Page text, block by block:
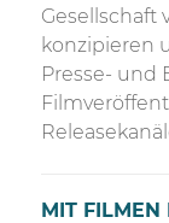
Gesellschaft
konzipieren
Presse- und
Release
MIT FILMEN